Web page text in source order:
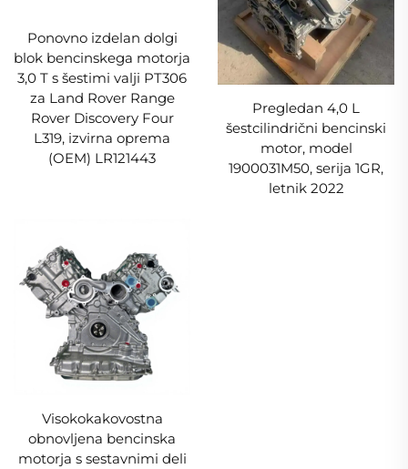
Ponovno izdelan dolgi
blok bencinskega motorja
3,0 T s šestimi valji PT306
za Land Rover Range
Rover Discovery Four
L319, izvirna oprema
(OEM) LR121443
Pregledan 4,0 L
šestcilindrični bencinski
motor, model
1900031M50, serija 1GR,
letnik 2022
Visokokakovostna
obnovljena bencinska
motorja s sestavnimi deli